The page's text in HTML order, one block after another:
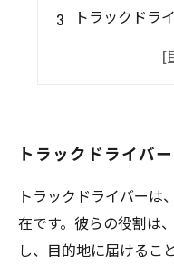
トラックドラ
大手運送会社
トラックドライバ
トラックドライバーは
在です。彼らの役割は
し、目的地に届けるこ